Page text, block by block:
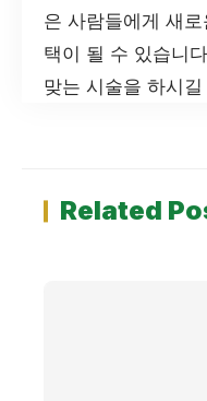
은 사람들에게 새
택이 될 수 있습니
맞는 시술을 하시
Related